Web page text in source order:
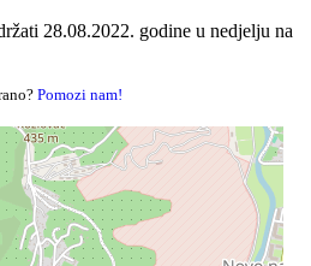
28.08.2022. godine u nedjelju na
Pomozi nam!